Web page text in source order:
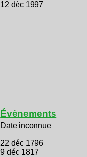
12 déc 1997
Évènements
Date inconnue
22 déc 1796
9 déc 1817